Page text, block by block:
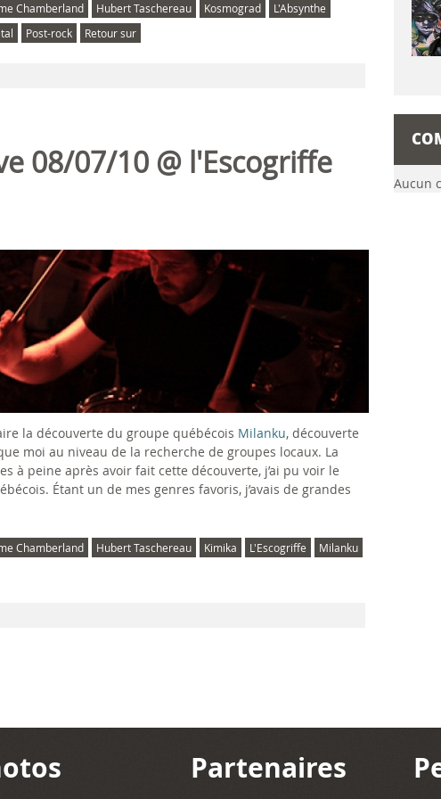
Chamberland Hubert Taschereau Kosmograd
L'Absynthe
Post-rock Retour sur
08/07/10 @ l'Escogriffe
la découverte du groupe québécois Milanku, découverte
moi au niveau de la recherche de groupes locaux. La
à peine après avoir fait cette découverte, j’ai pu voir le
Étant un de mes genres favoris, j’avais de grandes
Chamberland Hubert Taschereau Kimika L'Escogriffe
Milanku
Aucun
Partenaires